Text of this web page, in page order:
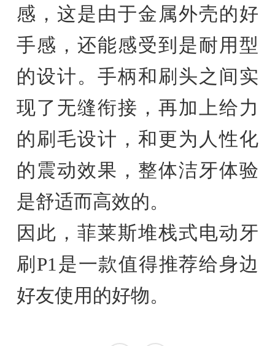
感，这是由于金属外壳的好
手感，还能感受到是耐用型
的设计。手柄和刷头之间实
现了无缝衔接，再加上给力
的刷毛设计，和更为人性化
的震动效果，整体洁牙体验
是舒适而高效的。
因此，菲莱斯堆栈式电动牙
刷P1是一款值得推荐给身边
好友使用的好物。